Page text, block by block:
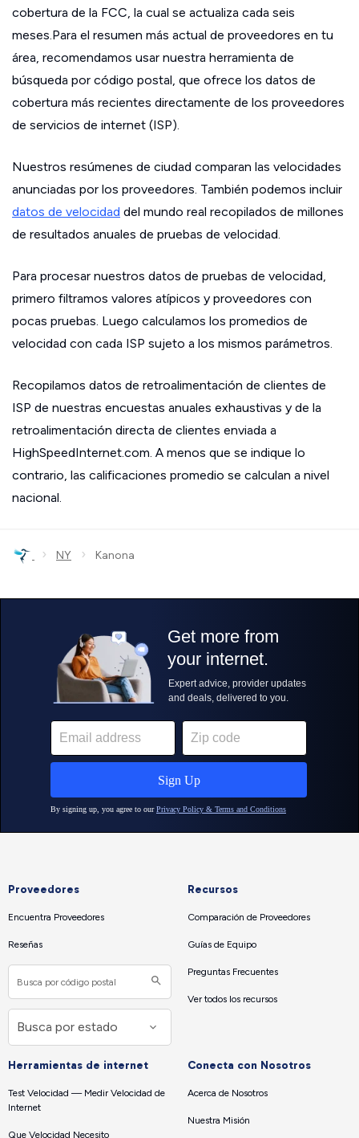
cobertura de la FCC, la cual se actualiza cada seis
meses.Para el resumen más actual de proveedores en tu
área, recomendamos usar nuestra herramienta de
búsqueda por código postal, que ofrece los datos de
cobertura más recientes directamente de los proveedores
de servicios de internet (ISP).
Nuestros resúmenes de ciudad comparan las velocidades
anunciadas por los proveedores. También podemos incluir
datos de velocidad del mundo real recopilados de millones
de resultados anuales de pruebas de velocidad.
Para procesar nuestros datos de pruebas de velocidad,
primero filtramos valores atípicos y proveedores con
pocas pruebas. Luego calculamos los promedios de
velocidad con cada ISP sujeto a los mismos parámetros.
Recopilamos datos de retroalimentación de clientes de
ISP de nuestras encuestas anuales exhaustivas y de la
retroalimentación directa de clientes enviada a
HighSpeedInternet.com. A menos que se indique lo
contrario, las calificaciones promedio se calculan a nivel
nacional.
› NY › Kanona
Proveedores
Encuentra Proveedores
Reseñas
Recursos
Comparación de Proveedores
Guías de Equipo
Preguntas Frecuentes
Ver todos los recursos
Herramientas de internet
Test Velocidad — Medir Velocidad de
Internet
Que Velocidad Necesito
Conecta con Nosotros
Acerca de Nosotros
Nuestra Misión